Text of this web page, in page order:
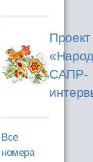
Проект
САПР-
Все
номера